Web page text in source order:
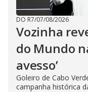
DO R7/07/08/2026
Vozinha
do Mundo
avesso’
Goleiro de Cabo
campanha histórica